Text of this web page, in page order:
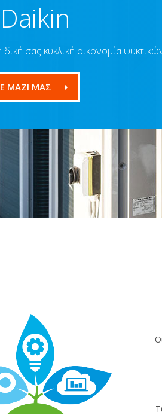
σας κυκλική οικονομία
ΜΑΖΊ ΜΑΣ